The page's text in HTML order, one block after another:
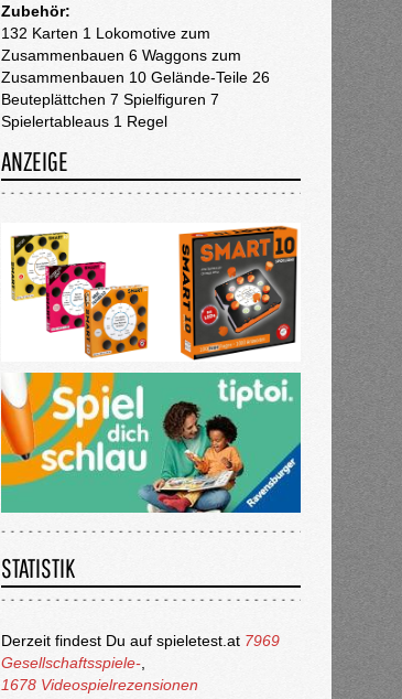
Zubehör:
132 Karten 1 Lokomotive zum
Zusammenbauen 6 Waggons zum
Zusammenbauen 10 Gelände-Teile 26
Beuteplättchen 7 Spielfiguren 7
Spielertableaus 1 Regel
ANZEIGE
STATISTIK
Derzeit findest Du auf spieletest.at 7969
Gesellschaftsspiele-,
1678 Videospielrezensionen